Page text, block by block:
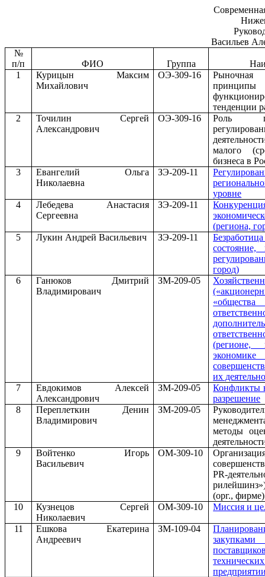
Васильев
№
п/п
ФИО Группа
1
Курицын Максим
Михайлович
ОЭ-309-16
тенденции
2
Точилин Сергей
Александрович
ОЭ-309-16
Роль
малого
бизнеса в
3
Евангелий Ольга
Николаевна
ЗЭ-209-11
уровне
4
Лебедева Анастасия
Сергеевна
ЗЭ-209-11
(региона,
5
Лукин Андрей Васильевич ЗЭ-209-11
город)
6
Ганюков Дмитрий
Владимироваич
ЗМ-209-05
их
7
Евдокимов Алексей
Александрович
ЗМ-209-05
Конфликты
разрешение
8
Переплеткин Денин
Владимирович
ЗМ-209-05
методы
9
Войтенко Игорь
Васильевич
ОМ-309-10
PR-
(орг., фирме)
10
Кузнецов Сергей
Николаевич
ОМ-309-10 Миссия и
11
Ешкова Екатерина
Андреевич
ЗМ-109-04